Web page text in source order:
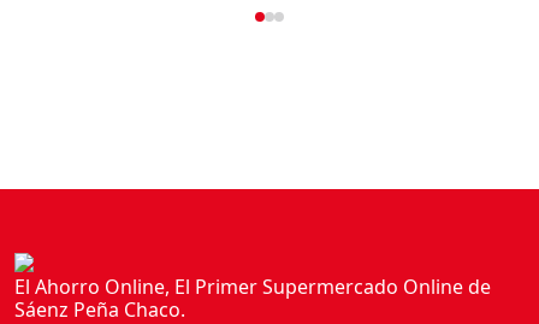
El Ahorro Online, El Primer Supermercado Online de
Sáenz Peña Chaco.